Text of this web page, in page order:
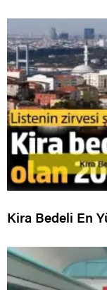
Kira Bedeli En